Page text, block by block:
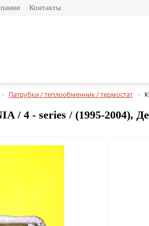
Контакты
Патрубки / теплообменник / термостат
/ 4 - series / (1995-2004),